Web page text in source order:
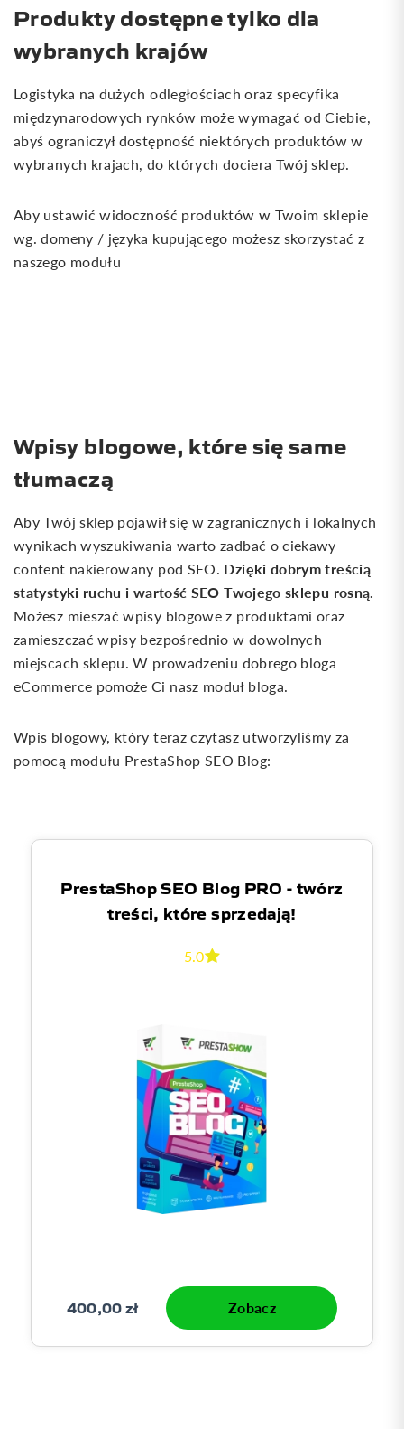
Produkty dostępne tylko dla
wybranych krajów
Logistyka na dużych odległościach oraz specyfika
międzynarodowych rynków może wymagać od Ciebie,
abyś ograniczył dostępność niektórych produktów w
wybranych krajach, do których dociera Twój sklep.
Aby ustawić widoczność produktów w Twoim sklepie
wg. domeny / języka kupującego możesz skorzystać z
naszego modułu
Wpisy blogowe, które się same
tłumaczą
Aby Twój sklep pojawił się w zagranicznych i lokalnych
wynikach wyszukiwania warto zadbać o ciekawy
content nakierowany pod SEO. Dzięki dobrym treścią
statystyki ruchu i wartość SEO Twojego sklepu rosną.
Możesz mieszać wpisy blogowe z produktami oraz
zamieszczać wpisy bezpośrednio w dowolnych
miejscach sklepu. W prowadzeniu dobrego bloga
eCommerce pomoże Ci nasz moduł bloga.
Wpis blogowy, który teraz czytasz utworzyliśmy za
pomocą modułu PrestaShop SEO Blog:
PrestaShop SEO Blog PRO - twórz
treści, które sprzedają!
5.0
400,00 zł Zobacz